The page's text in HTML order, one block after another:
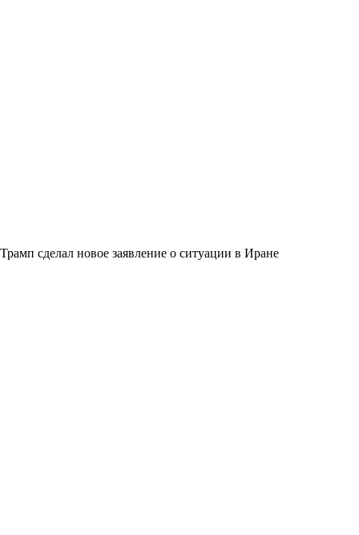
Трамп сделал новое заявление о ситуации в Иране